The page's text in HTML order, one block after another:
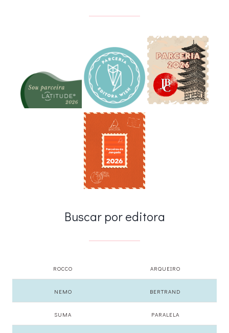
Buscar por editora
ROCCO ARQUEIRO
NEMO BERTRAND
SUMA PARALELA